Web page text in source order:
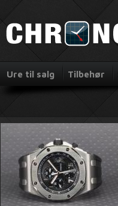
Ure til salg Tilbehør